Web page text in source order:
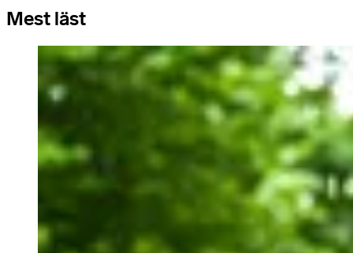
Mest läst